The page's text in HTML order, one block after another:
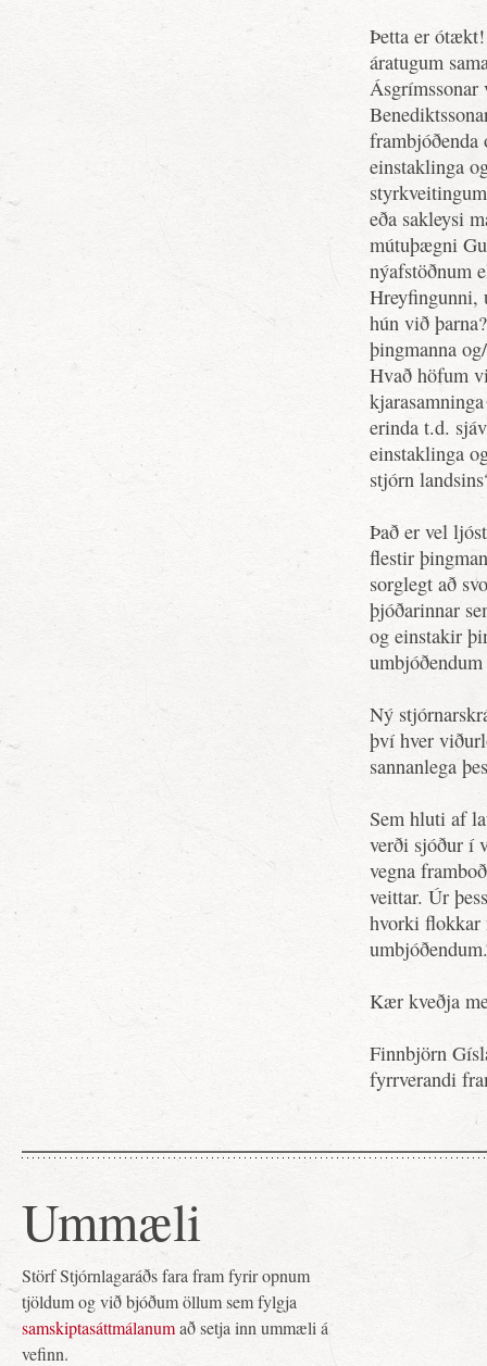
Þetta er
áratugum
einstaklinga
eða sakleysi
mútuþægni
nýafstöðnum
Hreyfingunni,
hún við
þingmanna
Hvað höfum
erinda t.d.
einstaklinga
stjórn
Það er vel
flestir
sorglegt að
þjóðarinnar
og einstakir
Ný
því hver
sannanlega
Sem hluti af
verði sjóður í
vegna
veittar. Úr
hvorki flokkar
umbjóðendum.
Kær kveðja
Finnbjörn
fyrrverandi
Ummæli
Störf Stjórnlagaráðs fara fram fyrir opnum
tjöldum og við bjóðum öllum sem fylgja
samskiptasáttmálanumað setja inn ummæli á
vefinn.